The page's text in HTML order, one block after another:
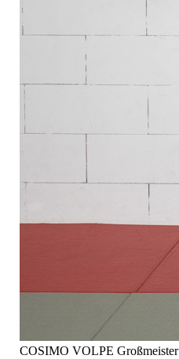
COSIMO VOLPE Großmeister